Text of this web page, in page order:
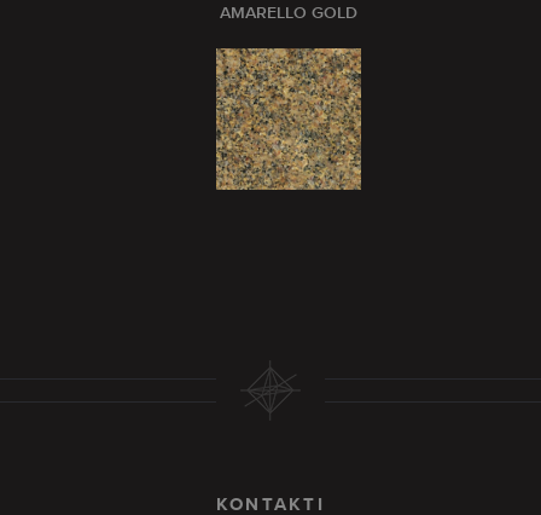
AMARELLO GOLD
KONTAKTI